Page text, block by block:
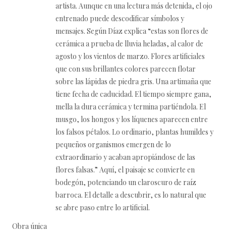
artista. Aunque en una lectura más detenida, el ojo
entrenado puede descodificar símbolos y
mensajes. Según Díaz explica “estas son flores de
cerámica a prueba de lluvia heladas, al calor de
agosto y los vientos de marzo. Flores artificiales
que con sus brillantes colores parecen flotar
sobre las lápidas de piedra gris. Una artimaña que
tiene fecha de caducidad. El tiempo siempre gana,
mella la dura cerámica y termina partiéndola. El
musgo, los hongos y los líquenes aparecen entre
los falsos pétalos. Lo ordinario, plantas humildes y
pequeños organismos emergen de lo
extraordinario y acaban apropiándose de las
flores falsas.” Aquí, el paisaje se convierte en
bodegón, potenciando un claroscuro de raíz
barroca. El detalle a descubrir, es lo natural que
se abre paso entre lo artificial.
Obra única